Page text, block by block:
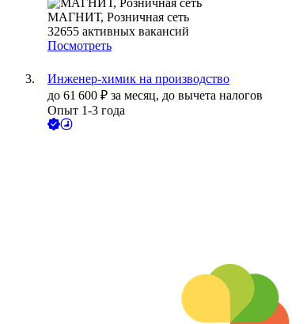
МАГНИТ, Розничная сеть
32655 активных вакансий
Посмотреть
Инженер-химик на производство
до 61 600 ₽ за месяц, до вычета налогов
Опыт 1-3 года